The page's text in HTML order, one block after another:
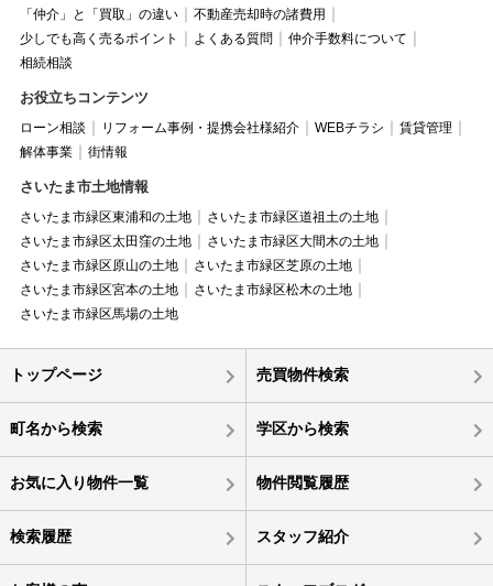
「仲介」と「買取」の違い
不動産売却時の諸費用
少しでも高く売るポイント
よくある質問
仲介手数料について
相続相談
お役立ちコンテンツ
ローン相談 リフォーム事例・提携会社様紹介 WEBチラシ
賃貸管理
解体事業
街情報
さいたま市土地情報
さいたま市緑区東浦和の土地
さいたま市緑区道祖土の土地
さいたま市緑区太田窪の土地
さいたま市緑区大間木の土地
さいたま市緑区原山の土地
さいたま市緑区芝原の土地
さいたま市緑区宮本の土地
さいたま市緑区松木の土地
さいたま市緑区馬場の土地
トップページ 売買物件検索
町名から検索 学区から検索
お気に入り物件一覧 物件閲覧履歴
検索履歴 スタッフ紹介